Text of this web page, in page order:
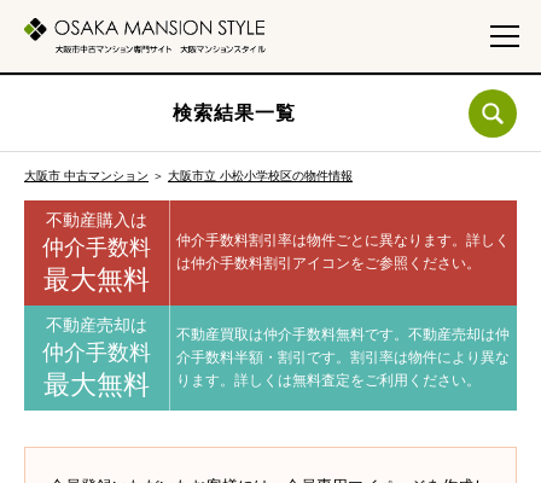
検索結果一覧
大阪市 中古マンション ＞ 大阪市立 小松小学校区の物件情報
不動産購入は
仲介手数料
最大無料
仲介手数料割引率は物件ごとに異なります。 詳しく
は仲介手数料割引アイコンをご参照ください。
不動産売却は
仲介手数料
最大無料
不動産買取は仲介手数料無料です。 不動産売却は仲
介手数料半額・割引です。 割引率は物件により異な
ります。 詳しくは無料査定をご利用ください。